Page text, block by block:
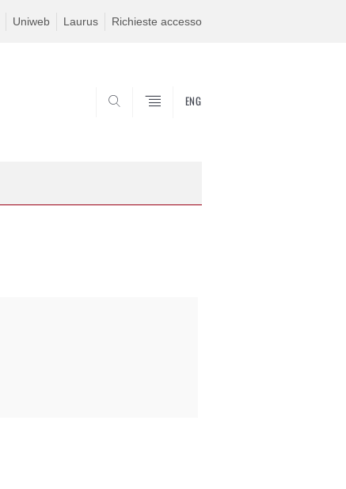
Uniweb Laurus Richieste accesso
ENG